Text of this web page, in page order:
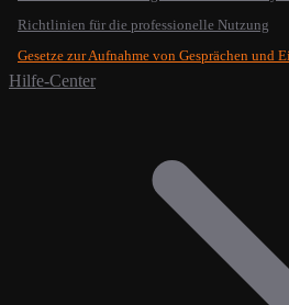
Richtlinien für die professionelle Nutzung
Gesetze zur Aufnahme von Gesprächen und
Hilfe-Center